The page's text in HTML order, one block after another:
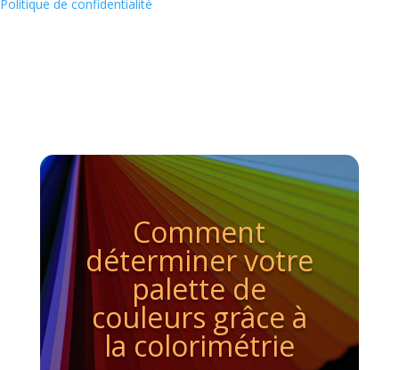
Politique de confidentialité
Comment
déterminer votre
palette de
couleurs grâce à
la colorimétrie